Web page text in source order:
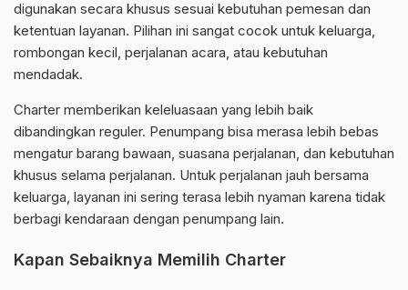
digunakan secara khusus sesuai kebutuhan pemesan dan
ketentuan layanan. Pilihan ini sangat cocok untuk keluarga,
rombongan kecil, perjalanan acara, atau kebutuhan
mendadak.
Charter memberikan keleluasaan yang lebih baik
dibandingkan reguler. Penumpang bisa merasa lebih bebas
mengatur barang bawaan, suasana perjalanan, dan kebutuhan
khusus selama perjalanan. Untuk perjalanan jauh bersama
keluarga, layanan ini sering terasa lebih nyaman karena tidak
berbagi kendaraan dengan penumpang lain.
Kapan Sebaiknya Memilih Charter